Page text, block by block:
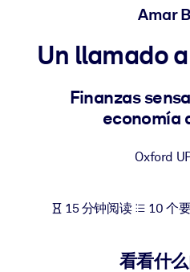
按系统
将简短且经过验证的知识引入
面向人工智能系统
Amar
Un llamado
Finanzas
economía
Oxford UP
15 分钟阅读 10 个
看看什